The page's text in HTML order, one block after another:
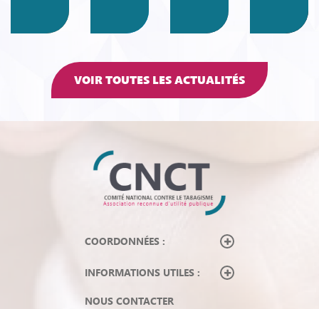
VOIR TOUTES LES ACTUALITÉS
COORDONNÉES :
INFORMATIONS UTILES :
NOUS CONTACTER